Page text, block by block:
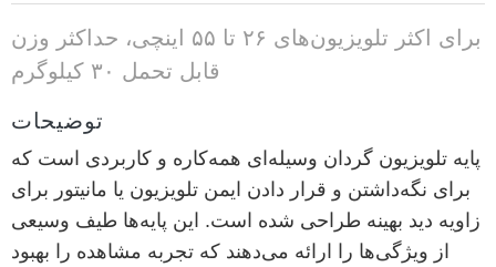
برای اکثر تلویزیون‌های ۲۶ تا ۵۵ اینچی، حداکثر وزن
قابل تحمل ۳۰ کیلوگرم
توضیحات
پایه تلویزیون گردان وسیله‌ای همه‌کاره و کاربردی است که
برای نگه‌داشتن و قرار دادن ایمن تلویزیون یا مانیتور برای
زاویه دید بهینه طراحی شده است. این پایه‌ها طیف وسیعی
از ویژگی‌ها را ارائه می‌دهند که تجربه مشاهده را بهبود